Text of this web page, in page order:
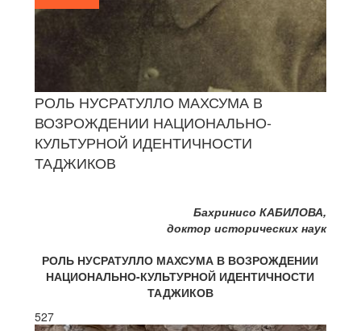
РОЛЬ НУСРАТУЛЛО МАХСУМА В
ВОЗРОЖДЕНИИ НАЦИОНАЛЬНО-
КУЛЬТУРНОЙ ИДЕНТИЧНОСТИ
ТАДЖИКОВ
Бахринисо КАБИЛОВА,
доктор исторических наук
РОЛЬ НУСРАТУЛЛО МАХСУМА В ВОЗРОЖДЕНИИ
НАЦИОНАЛЬНО-КУЛЬТУРНОЙ ИДЕНТИЧНОСТИ
ТАДЖИКОВ
527